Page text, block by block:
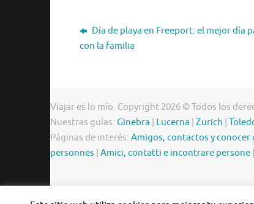
Día de playa en Freeport: el mejor día
con la familia
Viajar es lo mío. Copyright 2026 © Todos los
Nuestras guías: Ginebra | Lucerna | Zurich |
Páginas de interés: Amigos, contactos y conocer
personnes | Amici, contatti e incontrare persone |